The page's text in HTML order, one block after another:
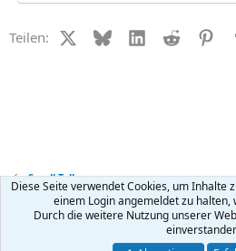
Teilen: X (Twitter)
BlueskyLinkedIn
Reddit
Small Talk
Kontakt Nutzungsbedingungen
®
Diese Seite verwendet Cookies, um Inhalte
einem Login angemeldet zu
Durch die weitere Nutzung unserer